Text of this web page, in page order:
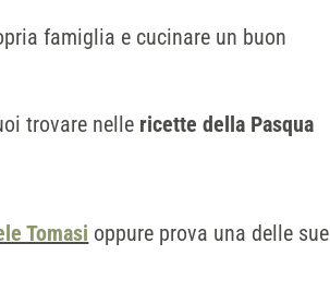
famiglia e cucinare un buon
trovare nelle ricette della Pasqua
Tomasi oppure prova una delle sue